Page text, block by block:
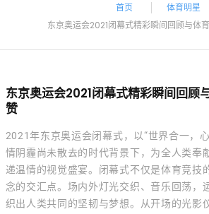
首页
体育明星
东京奥运会2021闭幕式精彩瞬间回顾与体
东京奥运会2021闭幕式精彩瞬间回顾
赞
2021年东京奥运会闭幕式，以“世界合一，
情阴霾尚未散去的时代背景下，为全人类奉
递温情的视觉盛宴。闭幕式不仅是体育竞技
念的交汇点。场内外灯光交织、音乐回荡，
织出人类共同的坚韧与梦想。从开场的光影